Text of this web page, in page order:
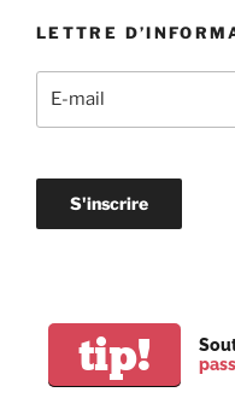
LETTRE
tip!